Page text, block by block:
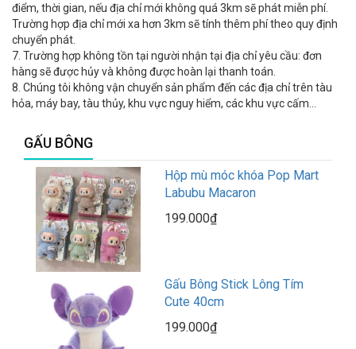
điểm, thời gian, nếu địa chỉ mới không quá 3km sẽ phát miễn phí.
Trường hợp địa chỉ mới xa hơn 3km sẽ tính thêm phí theo quy định
chuyển phát.
7. Trường hợp không tồn tại người nhận tại địa chỉ yêu cầu: đơn
hàng sẽ được hủy và không được hoàn lại thanh toán.
8. Chúng tôi không vận chuyển sản phẩm đến các địa chỉ trên tàu
hỏa, máy bay, tàu thủy, khu vực nguy hiểm, các khu vực cấm…
GẤU BÔNG
Hộp mù móc khóa Pop Mart
Labubu Macaron
199.000₫
Gấu Bông Stick Lông Tím
Cute 40cm
199.000₫